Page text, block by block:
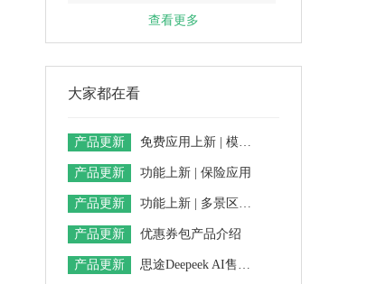
查看更多
大家都在看
产品更新 免费应用上新 | 模块化店铺装修功能发布，3分钟打造你的DIY首页
产品更新 功能上新 | 保险应用
产品更新 功能上新 | 多景区语音导览
产品更新 优惠券包产品介绍
产品更新 思途Deepeek AI售后助手——解锁一站式智能售后服务体验